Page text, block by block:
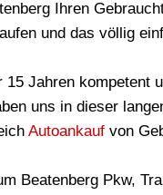
Ihren
und das völlig
15 Jahren kompetent
uns in dieser
Autoankauf von
Beatenberg Pkw,